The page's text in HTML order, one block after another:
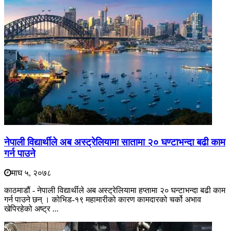
नेपाली विद्यार्थीले अब अस्ट्रेलियामा सातामा २० घण्टाभन्दा बढी काम
गर्न पाउने
माघ ५, २०७८
काठमाडौं - नेपाली विद्यार्थीले अब अस्ट्रेलियामा हप्तामा २० घन्टाभन्दा बढी काम
गर्न पाउने छन् । कोभिड-१९ महामारीको कारण कामदारको चर्को अभाव
खेपिरहेको अष्ट्र ...